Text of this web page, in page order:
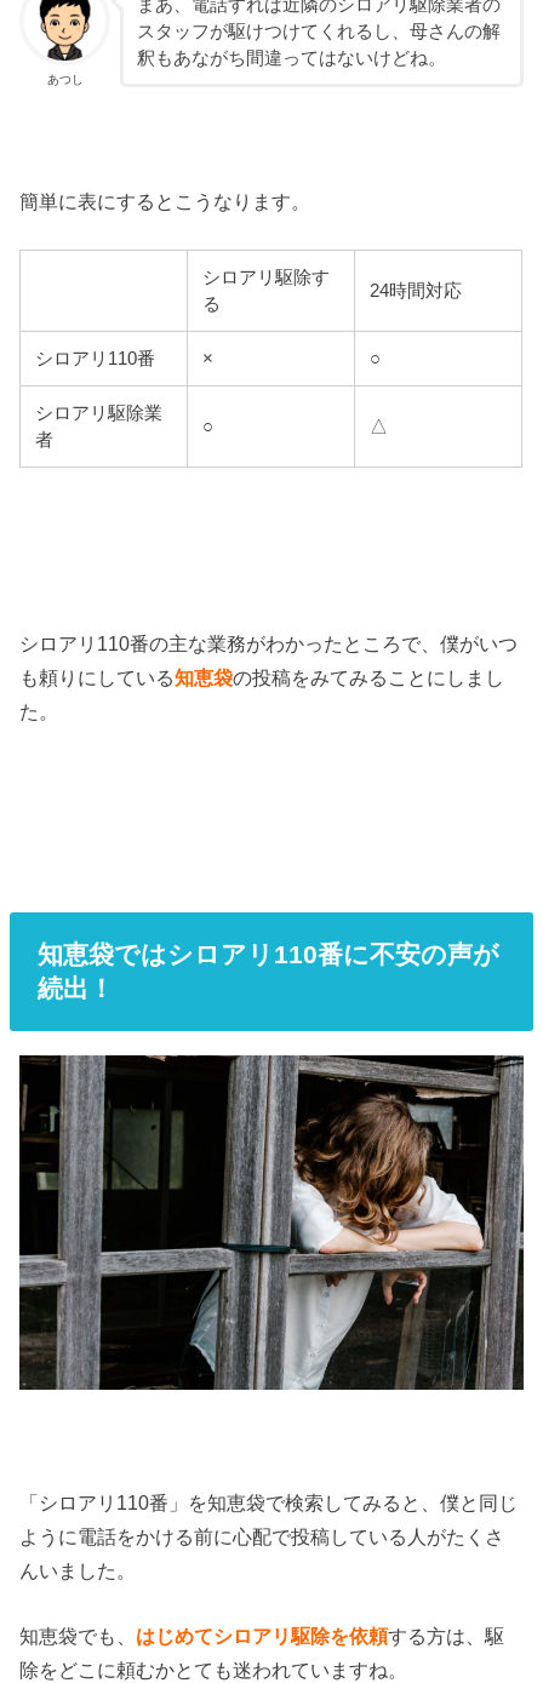
あつし
まあ、電話すれば近隣のシロアリ駆除業者の
スタッフが駆けつけてくれるし、母さんの解
釈もあながち間違ってはないけどね。
簡単に表にするとこうなります。
シロアリ駆除す
る
24時間対応
シロアリ110番 × ○
シロアリ駆除業
者
○ △
シロアリ110番の主な業務がわかったところで、僕がいつ
も頼りにしている知恵袋の投稿をみてみることにしまし
た。
知恵袋ではシロアリ110番に不安の声が
続出！
「シロアリ110番」を知恵袋で検索してみると、僕と同じ
ように電話をかける前に心配で投稿している人がたくさ
んいました。
知恵袋でも、 はじめてシロアリ駆除を依頼する方は、駆
除をどこに頼むかとても迷われていますね。